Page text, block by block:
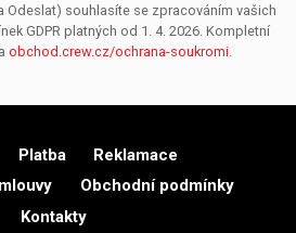
Odeslat) souhlasíte se zpracováním vašich
GDPR platných od 1. 4. 2026. Kompletní
obchod.crew.cz/ochrana-soukromi.
Platba
Reklamace
Obchodní podmínky
Kontakty